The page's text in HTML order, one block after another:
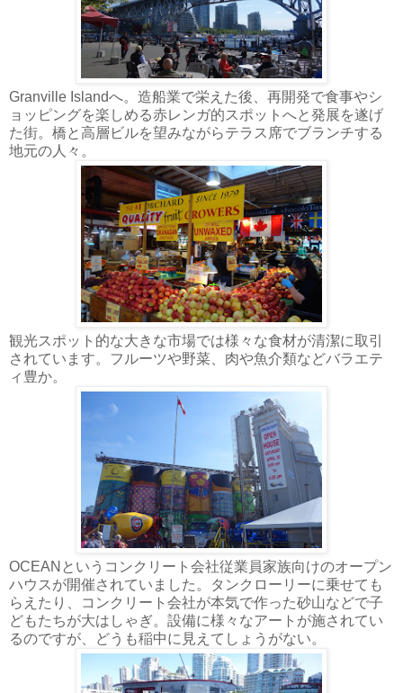
Granville Islandへ。造船業で栄えた後、再開発で食事やシ
ョッピングを楽しめる赤レンガ的スポットへと発展を遂げ
た街。橋と高層ビルを望みながらテラス席でブランチする
地元の人々。
観光スポット的な大きな市場では様々な食材が清潔に取引
されています。フルーツや野菜、肉や魚介類などバラエテ
ィ豊か。
OCEANというコンクリート会社従業員家族向けのオープン
ハウスが開催されていました。タンクローリーに乗せても
らえたり、コンクリート会社が本気で作った砂山などで子
どもたちが大はしゃぎ。設備に様々なアートが施されてい
るのですが、どうも稲中に見えてしょうがない。